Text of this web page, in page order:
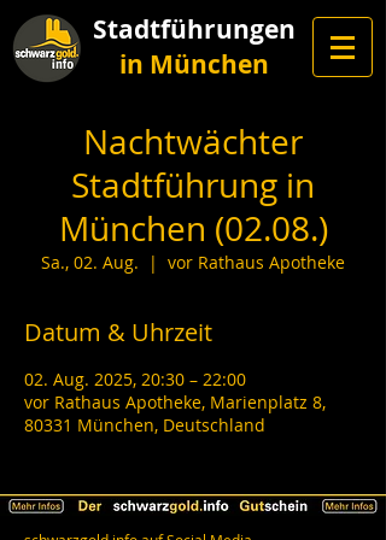
Stadtführungen
in München
Nachtwächter
Stadtführung in
München (02.08.)
Sa., 02. Aug.
  |
vor Rathaus Apotheke
Datum & Uhrzeit
02. Aug. 2025, 20:30 – 22:00
vor Rathaus Apotheke, Marienplatz 8,
80331 München, Deutschland